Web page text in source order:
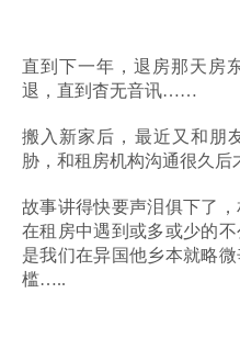
直到下一年，退房那天房
退，直到杳无音讯……
搬入新家后，最近又和朋
胁，和租房机构沟通很久后
故事讲得快要声泪俱下了
在租房中遇到或多或少的
是我们在异国他乡本就略
槛…..